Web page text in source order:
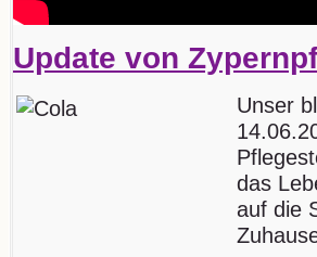
Update von
Unser
das
auf die